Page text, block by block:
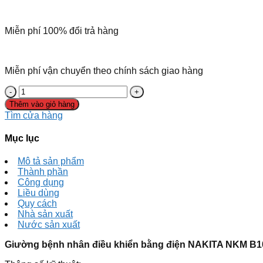
Miễn phí 100% đổi trả hàng
Miễn phí vận chuyển theo chính sách giao hàng
Thêm vào giỏ hàng
Tìm cửa hàng
Mục lục
Mô tả sản phẩm
Thành phần
Công dụng
Liều dùng
Quy cách
Nhà sản xuất
Nước sản xuất
Giường bệnh nhân điều khiển bằng điện NAKITA NKM